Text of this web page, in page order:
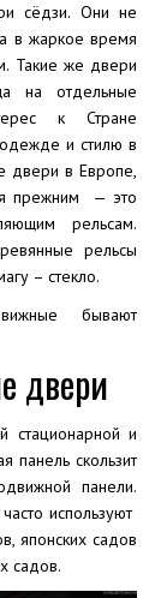
сёдзи. Они не
в жаркое время
Такие же двери
на отдельные
к Стране
и стилю в
двери в Европе,
прежним — это
рельсам.
рельсы
– стекло.
бывают
двери
стационарной и
панель скользит
панели.
используют
японских садов
садов.